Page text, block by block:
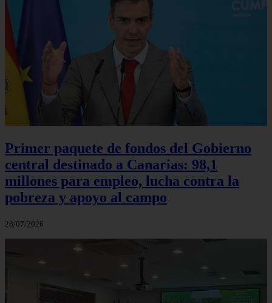
Primer paquete de fondos del Gobierno
central destinado a Canarias: 98,1
millones para empleo, lucha contra la
pobreza y apoyo al campo
28/07/2026